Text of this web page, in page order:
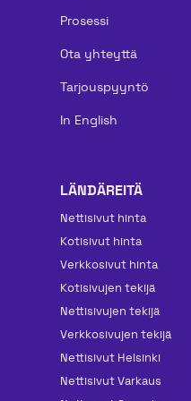
Prosessi
Ota yhteyttä
Tarjouspyyntö
In English
LÄNDÄREITÄ
Nettisivut hinta
Kotisivut hinta
Verkkosivut hinta
Kotisivujen tekijä
Nettisivujen tekijä
Verkkosivujen tekijä
Nettisivut Helsinki
Nettisivut Varkaus